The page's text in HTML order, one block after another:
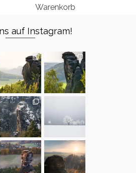
Warenkorb
auf Instagram!